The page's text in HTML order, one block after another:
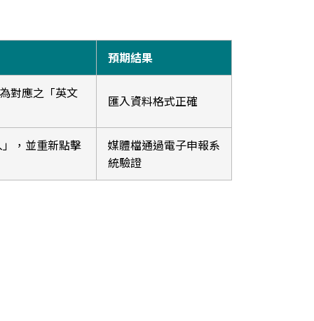
預期結果
對應之「英文 匯入資料格式正確
，並重新點擊
媒體檔通過電子申報系
統驗證